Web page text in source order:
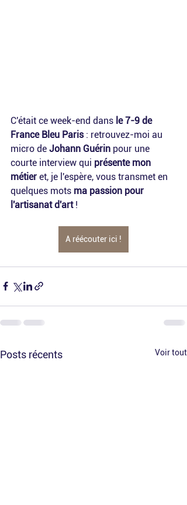
C'était ce week-end dans le 7-9 de
France Bleu Paris : retrouvez-moi au
micro de Johann Guérin pour une
courte interview qui présente mon
métier et, je l'espère, vous transmet en
quelques mots ma passion pour
l'artisanat d'art !
A réécouter ici !
Posts récents Voir tout